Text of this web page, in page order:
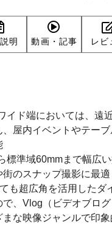
明 動画・記事 レビ
イド端においては、遠
屋内イベントやテー
標準域60mmまで幅広
のスナップ撮影に最適
も超広角を活用したダ
、Vlog（ビデオブロ
まな映像ジャンルで印